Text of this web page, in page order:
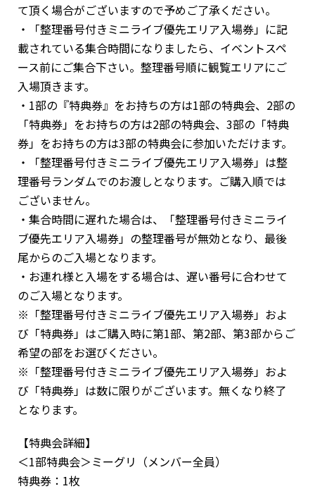
て頂く場合がございますので予めご了承ください。
・「整理番号付きミニライブ優先エリア入場券」に記
載されている集合時間になりましたら、イベントスペ
ース前にご集合下さい。整理番号順に観覧エリアにご
入場頂きます。
・1部の『特典券』をお持ちの方は1部の特典会、2部の
「特典券」をお持ちの方は2部の特典会、3部の「特典
券」をお持ちの方は3部の特典会に参加いただけます。
・「整理番号付きミニライブ優先エリア入場券」は整
理番号ランダムでのお渡しとなります。ご購入順では
ございません。
・集合時間に遅れた場合は、「整理番号付きミニライ
ブ優先エリア入場券」の整理番号が無効となり、最後
尾からのご入場となります。
・お連れ様と入場をする場合は、遅い番号に合わせて
のご入場となります。
※「整理番号付きミニライブ優先エリア入場券」およ
び「特典券」はご購入時に第1部、第2部、第3部からご
希望の部をお選びください。
※「整理番号付きミニライブ優先エリア入場券」およ
び「特典券」は数に限りがございます。無くなり終了
となります。
【特典会詳細】
＜1部特典会＞ミーグリ（メンバー全員）
特典券：1枚